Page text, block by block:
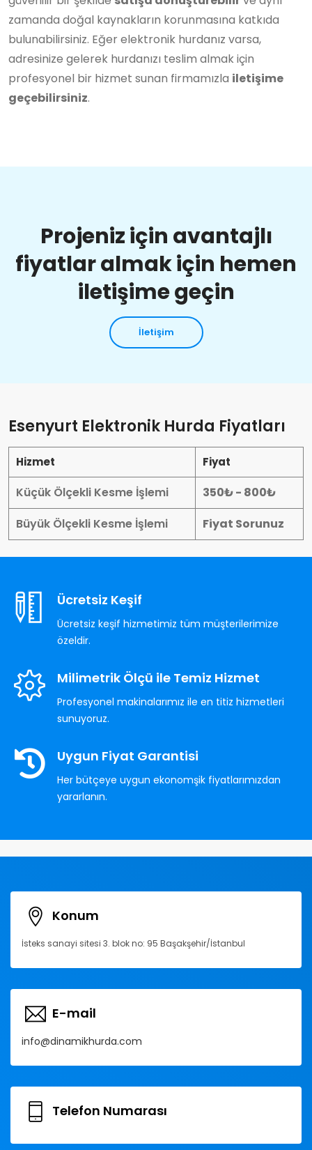
zamanda doğal kaynakların korunmasına katkıda
bulunabilirsiniz. Eğer elektronik hurdanız varsa,
adresinize gelerek hurdanızı teslim almak için
profesyonel bir hizmet sunan firmamızla iletişime
geçebilirsiniz.
Projeniz için avantajlı
fiyatlar almak için hemen
iletişime geçin
İletişim
Esenyurt Elektronik Hurda Fiyatları
Hizmet Fiyat
Küçük Ölçekli Kesme İşlemi
350₺ - 800₺
Büyük Ölçekli Kesme İşlemi
Fiyat Sorunuz
Ücretsiz Keşif
Ücretsiz keşif hizmetimiz tüm müşterilerimize
özeldir.
Milimetrik Ölçü ile Temiz Hizmet
Profesyonel makinalarımız ile en titiz hizmetleri
sunuyoruz.
Uygun Fiyat Garantisi
Her bütçeye uygun ekonomşik fiyatlarımızdan
yararlanın.
Konum
İsteks sanayi sitesi 3. blok no: 95 Başakşehir/İstanbul
E-mail
info@dinamikhurda.com
Telefon Numarası